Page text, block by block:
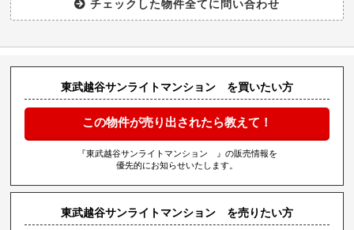
東武越谷サンライトマンション を買いたい方
この物件が売り出されたら教えて！
『東武越谷サンライトマンション 』の販売情報を
優先的にお知らせいたします。
東武越谷サンライトマンション を売りたい方